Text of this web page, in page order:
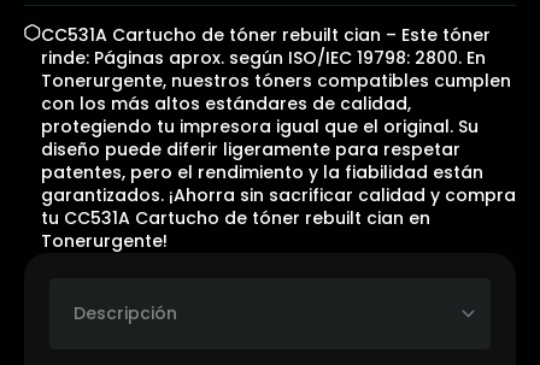
cian
cantidad
CC531A Cartucho de tóner rebuilt cian – Este tóner
rinde: Páginas aprox. según ISO/IEC 19798: 2800. En
Tonerurgente, nuestros tóners compatibles cumplen
con los más altos estándares de calidad,
protegiendo tu impresora igual que el original. Su
diseño puede diferir ligeramente para respetar
patentes, pero el rendimiento y la fiabilidad están
garantizados. ¡Ahorra sin sacrificar calidad y compra
tu CC531A Cartucho de tóner rebuilt cian en
Tonerurgente!